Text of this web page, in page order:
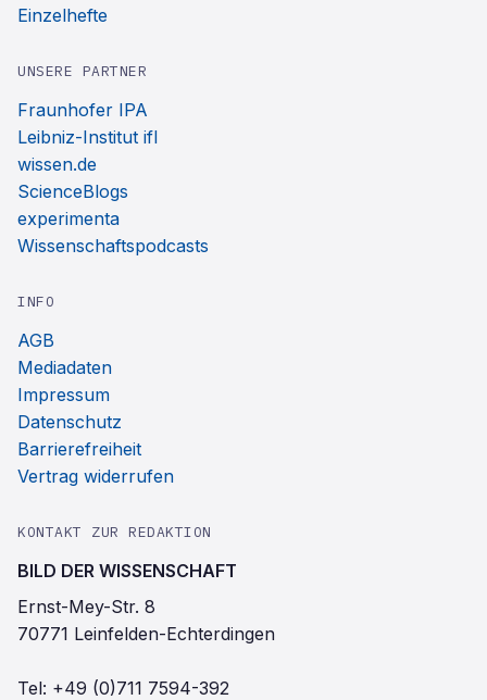
Einzelhefte
UNSERE PARTNER
Fraunhofer IPA
Leibniz-Institut ifl
wissen.de
ScienceBlogs
experimenta
Wissenschaftspodcasts
INFO
AGB
Mediadaten
Impressum
Datenschutz
Barrierefreiheit
Vertrag widerrufen
KONTAKT ZUR REDAKTION
BILD DER WISSENSCHAFT
Ernst-Mey-Str. 8
70771 Leinfelden-Echterdingen
Tel: +49 (0)711 7594-392